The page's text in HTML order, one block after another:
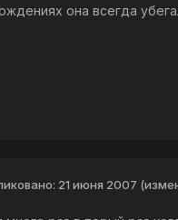
она всегда
21 июня 2007